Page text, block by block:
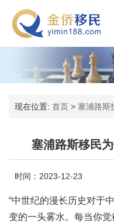
现在位置: 首页 > 塞浦路斯
塞浦路斯移民
时间：2023-12-23
“中世纪的漫长历史对于
变的一头雾水。每当你